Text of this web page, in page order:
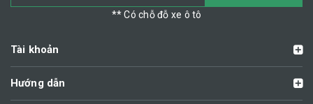
** Có chỗ đỗ xe ô tô
Tài khoản
Hướng dẫn